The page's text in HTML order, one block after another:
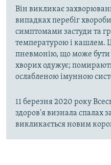
Він викликає
випадках перебіг
симптомами застуди та
температурою і кашлем.
пневмонію, що може бути
хворих одужує;
ослабленою імунною
11 березня 2020 року
здоров'я визнала спалах
викликається новим